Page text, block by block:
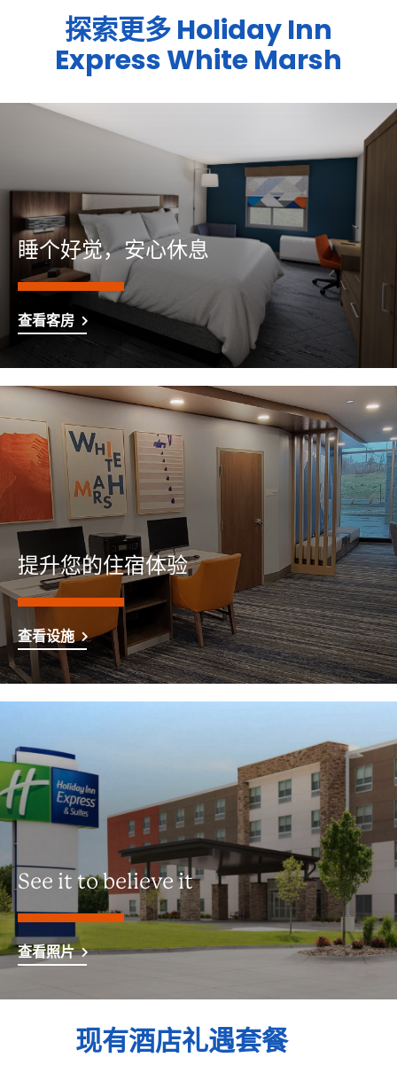
探索更多Holiday Inn
ExpressWhite Marsh
睡个好觉，安心休息
查看客房
提升您的住宿体验
查看设施
See it to believe it
查看照片
现有酒店礼遇套餐